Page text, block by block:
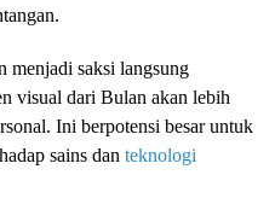
menjadi saksi langsung
visual dari Bulan akan lebih
Ini berpotensi besar untuk
sains dan teknologi